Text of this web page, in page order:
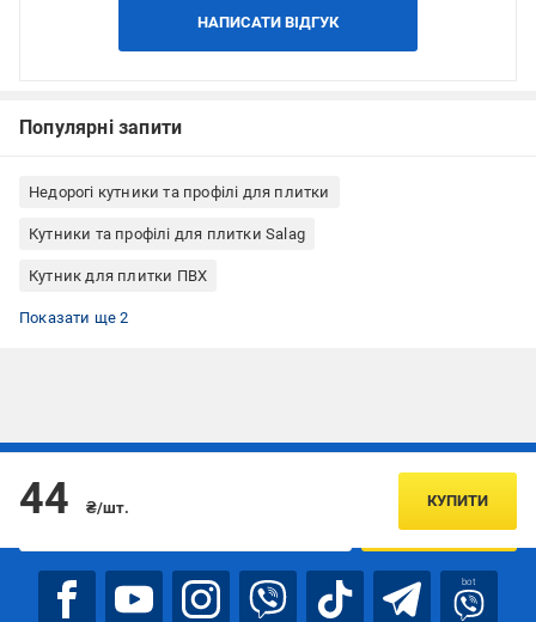
НАПИСАТИ ВІДГУК
Популярні запити
Недорогі кутники та профілі для плитки
Кутники та профілі для плитки Salag
Кутник для плитки ПВХ
Внутрішній кутник для плитки
Внутрішній пластиковий куточок для плитки (ПВХ)
Показати ще 2
44 ₴/шт. КУПИТИ
Підписуйтесь, щоб дізнаватись першим про акції та пропозиції
ПІДПИСАТИСЯ
bot